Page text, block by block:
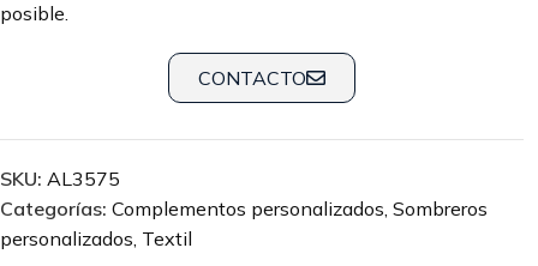
posible.
CONTACTO
SKU: AL3575
Categorías: Complementos personalizados, Sombreros
personalizados, Textil